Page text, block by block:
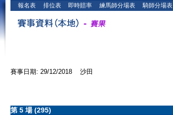
報名表 排位表 即時賠率 練馬師分場表 騎師分場表
賽事日期: 29/12/2018 沙田
第 5 場 (295)